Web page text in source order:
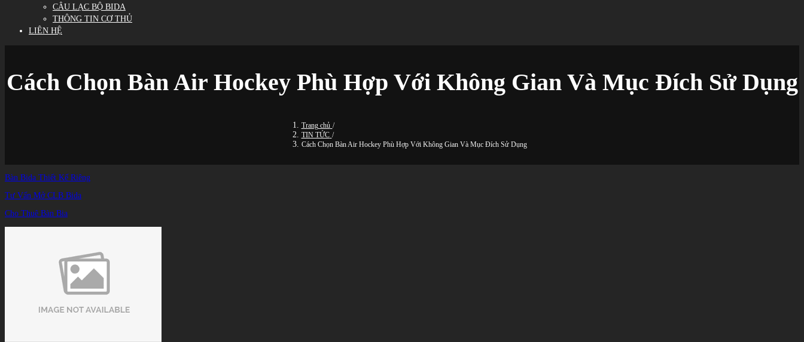
CÂU LẠC BỘ BIDA
THÔNG TIN CƠ THỦ
LIÊN HỆ
Cách Chọn Bàn Air Hockey Phù Hợp Với Không Gian Và Mục Đích Sử Dụng
Trang chủ /
TIN TỨC /
Cách Chọn Bàn Air Hockey Phù Hợp Với Không Gian Và Mục Đích Sử Dụng
Bàn Bida Thiết Kế Riêng
Tư Vấn Mở CLB Bida
Cho Thuê Bàn Bia